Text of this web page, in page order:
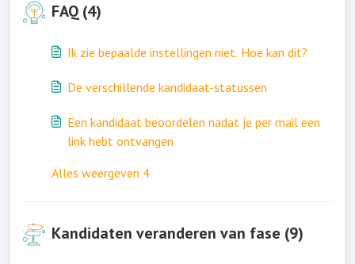
FAQ (4)
Ik zie bepaalde instellingen niet. Hoe kan dit?
De verschillende kandidaat-statussen
Een kandidaat beoordelen nadat je per mail een
link hebt ontvangen
Alles weergeven 4
Kandidaten veranderen van fase (9)